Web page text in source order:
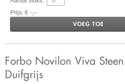
Prijs: € -,--
VOEG TOE
Forbo Novilon Viva
Duifgrijs